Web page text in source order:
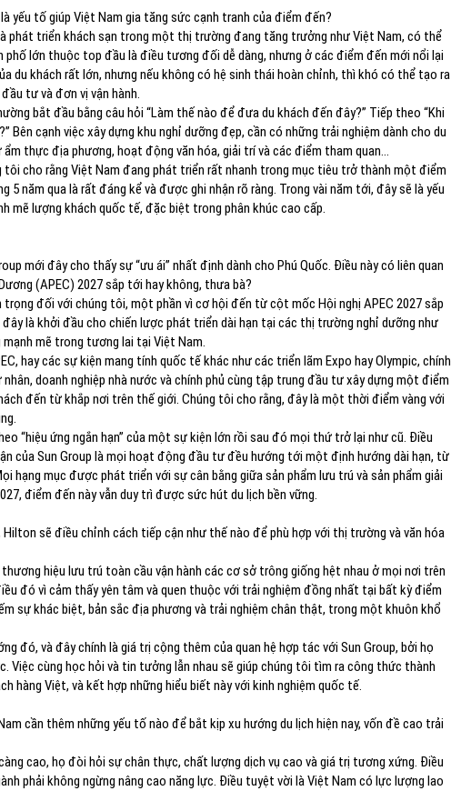
yếu tố giúp Việt Nam gia tăng sức cạnh tranh của điểm đến?
phát triển khách sạn trong một thị trường đang tăng trưởng như Việt Nam, có thể
phố lớn thuộc top đầu là điều tương đối dễ dàng, nhưng ở các điểm đến mới nổi lại
du khách rất lớn, nhưng nếu không có hệ sinh thái hoàn chỉnh, thì khó có thể tạo ra
tư và đơn vị vận hành.
bắt đầu bằng câu hỏi “Làm thế nào để đưa du khách đến đây?” Tiếp theo “Khi
Bên cạnh việc xây dựng khu nghỉ dưỡng đẹp, cần có những trải nghiệm dành cho du
ẩm thực địa phương, hoạt động văn hóa, giải trí và các điểm tham quan…
tôi cho rằng Việt Nam đang phát triển rất nhanh trong mục tiêu trở thành một điểm
năm qua là rất đáng kể và được ghi nhận rõ ràng. Trong vài năm tới, đây sẽ là yếu
mẽ lượng khách quốc tế, đặc biệt trong phân khúc cao cấp.
mới đây cho thấy sự “ưu ái” nhất định dành cho Phú Quốc. Điều này có liên quan
(APEC) 2027 sắp tới hay không, thưa bà?
đối với chúng tôi, một phần vì cơ hội đến từ cột mốc Hội nghị APEC 2027 sắp
là khởi đầu cho chiến lược phát triển dài hạn tại các thị trường nghỉ dưỡng như
mẽ trong tương lai tại Việt Nam.
hay các sự kiện mang tính quốc tế khác như các triển lãm Expo hay Olympic, chính
doanh nghiệp nhà nước và chính phủ cùng tập trung đầu tư xây dựng một điểm
đến từ khắp nơi trên thế giới. Chúng tôi cho rằng, đây là một thời điểm vàng với
“hiệu ứng ngắn hạn” của một sự kiện lớn rồi sau đó mọi thứ trở lại như cũ. Điều
của Sun Group là mọi hoạt động đầu tư đều hướng tới một định hướng dài hạn, từ
hạng mục được phát triển với sự cân bằng giữa sản phẩm lưu trú và sản phẩm giải
điểm đến này vẫn duy trì được sức hút du lịch bền vững.
sẽ điều chỉnh cách tiếp cận như thế nào để phù hợp với thị trường và văn hóa
hiệu lưu trú toàn cầu vận hành các cơ sở trông giống hệt nhau ở mọi nơi trên
đó vì cảm thấy yên tâm và quen thuộc với trải nghiệm đồng nhất tại bất kỳ điểm
sự khác biệt, bản sắc địa phương và trải nghiệm chân thật, trong một khuôn khổ
đó, và đây chính là giá trị cộng thêm của quan hệ hợp tác với Sun Group, bởi họ
Việc cùng học hỏi và tin tưởng lẫn nhau sẽ giúp chúng tôi tìm ra công thức thành
hàng Việt, và kết hợp những hiểu biết này với kinh nghiệm quốc tế.
cần thêm những yếu tố nào để bắt kịp xu hướng du lịch hiện nay, vốn đề cao trải
cao, họ đòi hỏi sự chân thực, chất lượng dịch vụ cao và giá trị tương xứng. Điều
phải không ngừng nâng cao năng lực. Điều tuyệt vời là Việt Nam có lực lượng lao